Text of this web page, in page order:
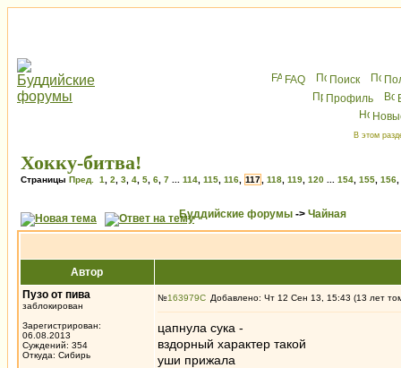
FAQ Поиск
Профиль
В этом
Хокку-битва!
Страницы Пред. 1 2 3 4 5 6 7 114 115 116 117 118 119 120 154 155 156
Буддийские форумы -> Чайная
Автор
Пузо от пива
заблокирован
Зарегистрирован:
06.08.2013
Суждений: 354
Откуда: Сибирь
№163979 Добавлено: Чт 12 Сен 13, 15:43 (13 лет
цапнула сука -
вздорный характер такой
уши прижала